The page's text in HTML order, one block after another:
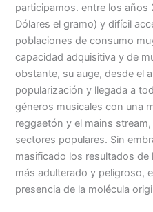
participamos. entre los
Dólares el gramo) y difícil
poblaciones de consumo
capacidad adquisitiva y de
obstante, su auge, desde el
popularización y llegada a
géneros musicales con una
reggaetón y el mains
sectores populares. Sin
masificado los resultados de
más adulterado y peligroso,
presencia de la molécula